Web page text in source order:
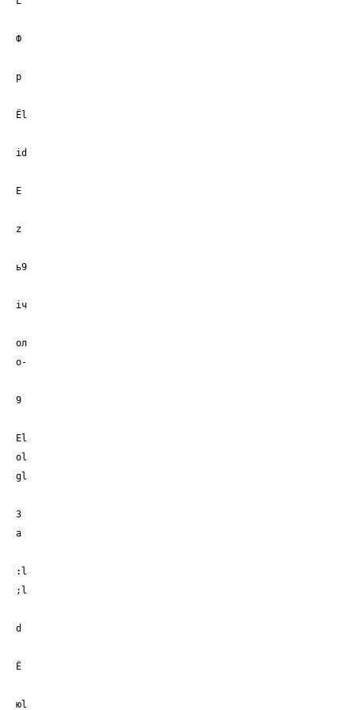
Ф
р
Ёl
id
Е
z
ь9
iч
ол
о-
9
El
ol
gl
3
а
:l
;l
d
Ё
юl